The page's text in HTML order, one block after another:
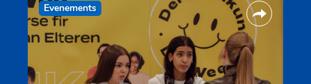
Evenements